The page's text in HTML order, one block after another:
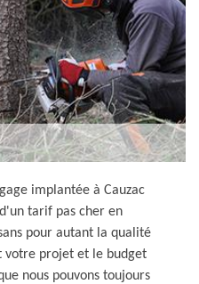
implantée à Cauzac
tarif pas cher en
pour autant la qualité
votre projet et le budget
nous pouvons toujours